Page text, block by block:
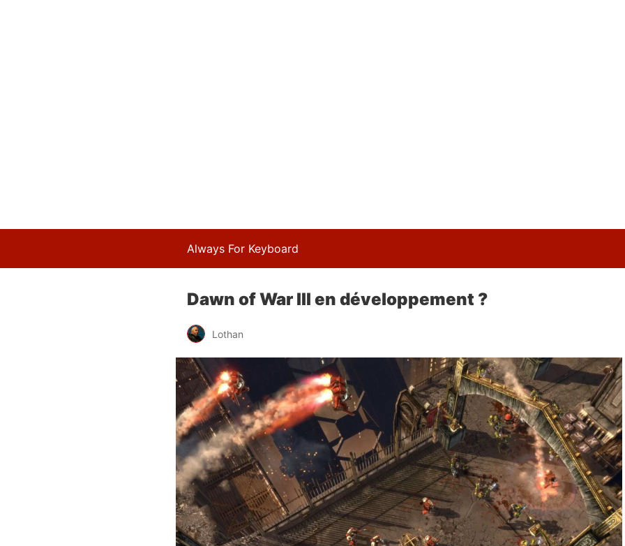
Always For Keyboard
Dawn of War III en développement ?
Lothan